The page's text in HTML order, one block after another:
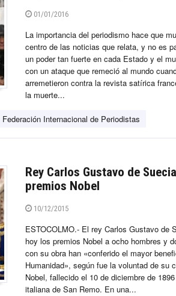
01/01/2016
La importancia del periodismo hace que
centro de las noticias que relata, y no es
un poder tan fuerte en cada Estado y el
con un ataque que remeció al mundo
arremetieron contra la revista satírica
la muerte...
Federación Internacional de Periodistas
Rey Carlos Gustavo de
premios Nobel
10/12/2015
ESTOCOLMO.- El rey Carlos Gustavo de
hoy los premios Nobel a ocho hombres y
con su obra han «conferido el mayor
Humanidad», según fue la voluntad de su
Nobel, fallecido el 10 de diciembre de
italiana de San Remo. En una...